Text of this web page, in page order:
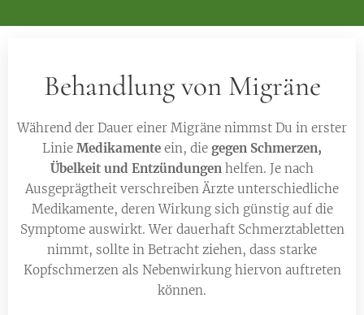
Behandlung von Migräne
Während der Dauer einer Migräne nimmst Du in erster
Linie Medikamente ein, die gegen Schmerzen,
Übelkeit und Entzündungen helfen. Je nach
Ausgeprägtheit verschreiben Ärzte unterschiedliche
Medikamente, deren Wirkung sich günstig auf die
Symptome auswirkt. Wer dauerhaft Schmerztabletten
nimmt, sollte in Betracht ziehen, dass starke
Kopfschmerzen als Nebenwirkung hiervon auftreten
können.